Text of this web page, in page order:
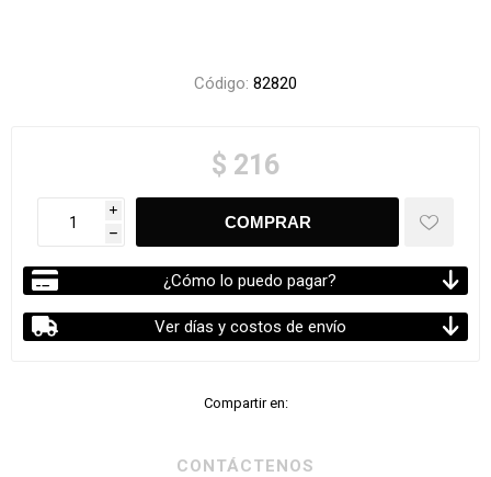
Código: 82820
$ 216
i
h
¿Cómo lo puedo pagar?
Ver días y costos de envío
Compartir en:
CONTÁCTENOS